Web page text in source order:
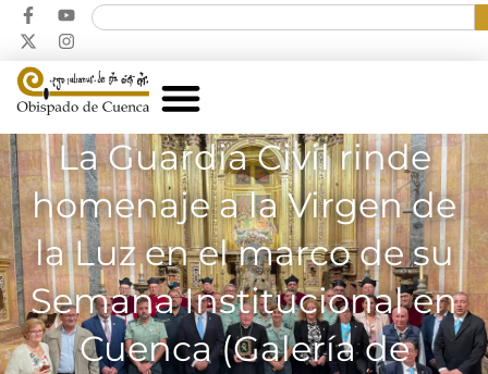
La Guardia Civil rinde
homenaje a la Virgen de
la Luz en el marco de su
Semana Institucional en
Cuenca (Galería de